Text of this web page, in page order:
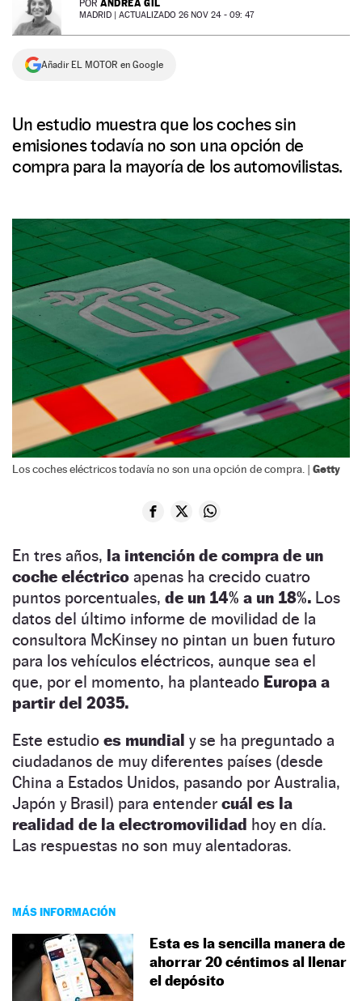
NEWSLETTER
SÍGUENOS
POR ANDREA GIL
MADRID | ACTUALIZADO 26 NOV 24 - 09: 47
Añadir EL MOTOR en Google
Un estudio muestra que los coches sin
emisiones todavía no son una opción de
compra para la mayoría de los automovilistas.
Los coches eléctricos todavía no son una opción de compra. | Getty
En tres años, la intención de compra de un
coche eléctrico apenas ha crecido cuatro
puntos porcentuales, de un 14% a un 18%. Los
datos del último informe de movilidad de la
consultora McKinsey no pintan un buen futuro
para los vehículos eléctricos, aunque sea el
que, por el momento, ha planteado Europa a
partir del 2035.
Este estudio es mundial y se ha preguntado a
ciudadanos de muy diferentes países (desde
China a Estados Unidos, pasando por Australia,
Japón y Brasil) para entender cuál es la
realidad de la electromovilidad hoy en día.
Las respuestas no son muy alentadoras.
MÁS INFORMACIÓN
Esta es la sencilla manera de
ahorrar 20 céntimos al llenar
el depósito